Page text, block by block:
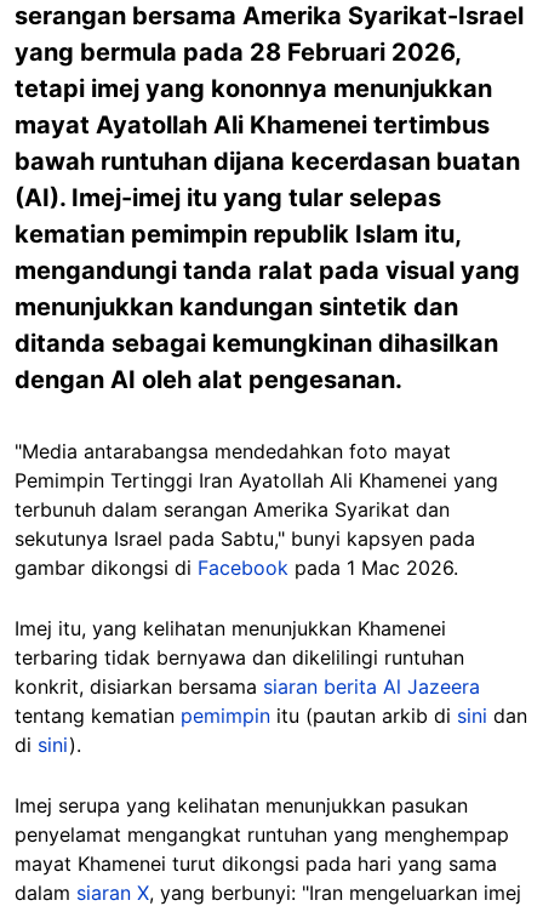
serangan bersama Amerika Syarikat-Israel
yang bermula pada 28 Februari 2026,
tetapi imej yang kononnya menunjukkan
mayat Ayatollah Ali Khamenei tertimbus
bawah runtuhan dijana kecerdasan buatan
(AI). Imej-imej itu yang tular selepas
kematian pemimpin republik Islam itu,
mengandungi tanda ralat pada visual yang
menunjukkan kandungan sintetik dan
ditanda sebagai kemungkinan dihasilkan
dengan AI oleh alat pengesanan.
"Media antarabangsa mendedahkan foto mayat
Pemimpin Tertinggi Iran Ayatollah Ali Khamenei yang
terbunuh dalam serangan Amerika Syarikat dan
sekutunya Israel pada Sabtu," bunyi kapsyen pada
gambar dikongsi di Facebook pada 1 Mac 2026.
Imej itu, yang kelihatan menunjukkan Khamenei
terbaring tidak bernyawa dan dikelilingi runtuhan
konkrit, disiarkan bersama siaran berita Al Jazeera
tentang kematian pemimpin itu (pautan arkib di sini dan
di sini).
Imej serupa yang kelihatan menunjukkan pasukan
penyelamat mengangkat runtuhan yang menghempap
mayat Khamenei turut dikongsi pada hari yang sama
dalam siaran X, yang berbunyi: "Iran mengeluarkan imej